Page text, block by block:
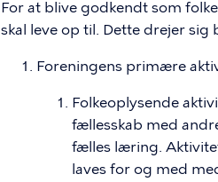
For at blive godkendt som
skal leve op til. Dette drejer sig
Foreningens primære
Folkeoplysende
fællesskab med
fælles læring.
laves for og med